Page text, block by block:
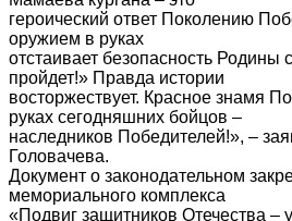
героический ответ Поколению
оружием в руках
отстаивает безопасность Родины
пройдет!» Правда истории
восторжествует. Красное знамя
руках сегодняшних бойцов –
наследников Победителей!», –
Головачева.
Документ о законодательном
мемориального комплекса
«Подвиг защитников Отечества –